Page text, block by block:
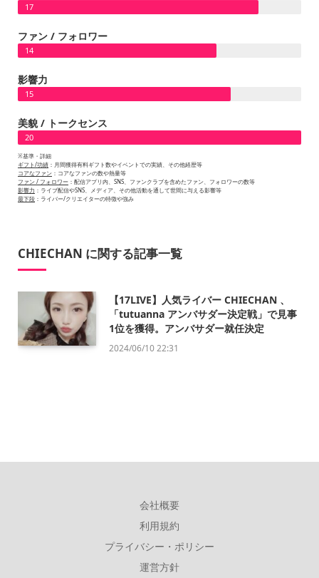
17
ファン / フォロワー
14
影響力
15
美貌 / トークセンス
20
※基準・詳細
ギフト/功績 ：月間獲得有料ギフト数やイベントでの実績、その他経歴等
コアなファン ：コアなファンの数や熱量等
ファン / フォロワー ：配信アプリ内、SNS、ファンクラブを含めたファン、フォロワーの数等
影響力 ：ライブ配信やSNS、メディア、その他活動を通して世間に与える影響等
最下段 ：ライバー/クリエイターの特徴や強み
CHIECHAN に関する記事一覧
【17LIVE】人気ライバー CHIECHAN 、
「tutuanna アンバサダー決定戦」で見事
1位を獲得。アンバサダー就任決定
2024/06/10 22:31
会社概要
利用規約
プライバシー・ポリシー
運営方針